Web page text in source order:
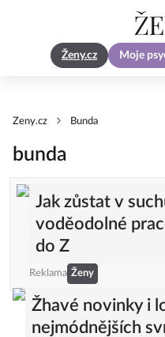
Ženy.cz Moje
Zeny.cz Bunda
bunda
Jak zůstat v
voděodolné
do Z
Reklama Ženy
Žhavé novinky i
nejmódnějších